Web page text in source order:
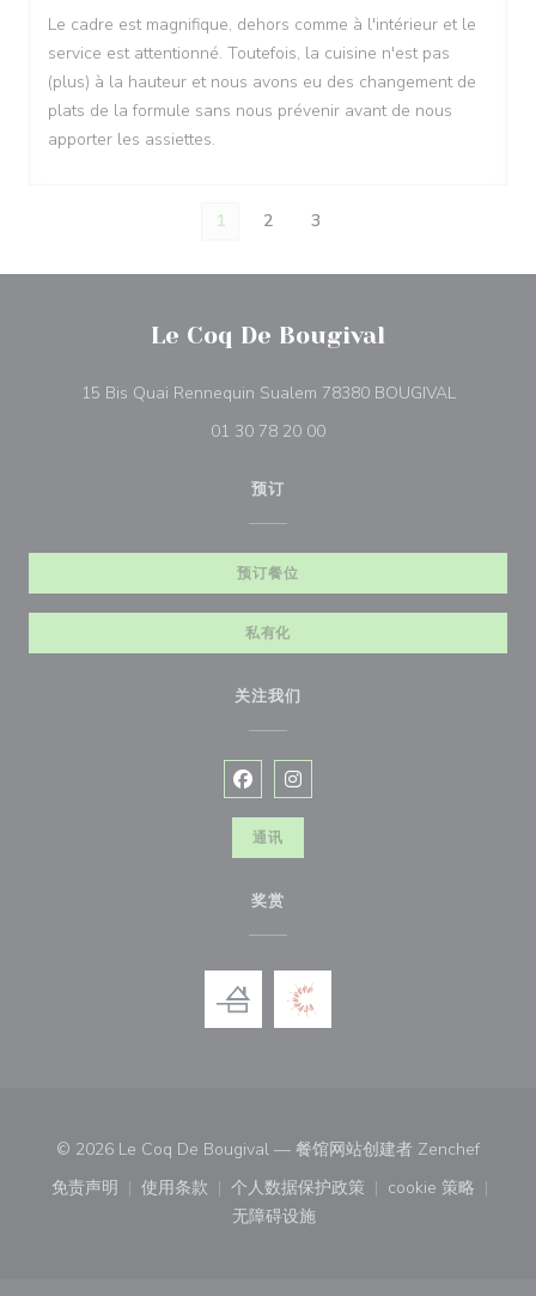
Le cadre est magnifique, dehors comme à l'intérieur et le
service est attentionné. Toutefois, la cuisine n'est pas
(plus) à la hauteur et nous avons eu des changement de
plats de la formule sans nous prévenir avant de nous
apporter les assiettes.
1 2 3
Le Coq De Bougival
15 Bis Quai Rennequin Sualem 78380 BOUGIVAL((在新窗口
01 30 78 20 00
预订
预订餐位
私有化
关注我们
Facebook ((在新窗口中打开))
Instagram ((在新窗口中打开))
通讯
奖赏
© 2026 Le Coq De Bougival — 餐馆网站创建者 Zenchef((在新
免责声明
((在新窗口中打开))
使用条款
((在新窗口中打开))
个人数据保护政策
((在新窗口中打开))
cookie 策略
((在新窗口
无障碍设施
((在新窗口中打开))